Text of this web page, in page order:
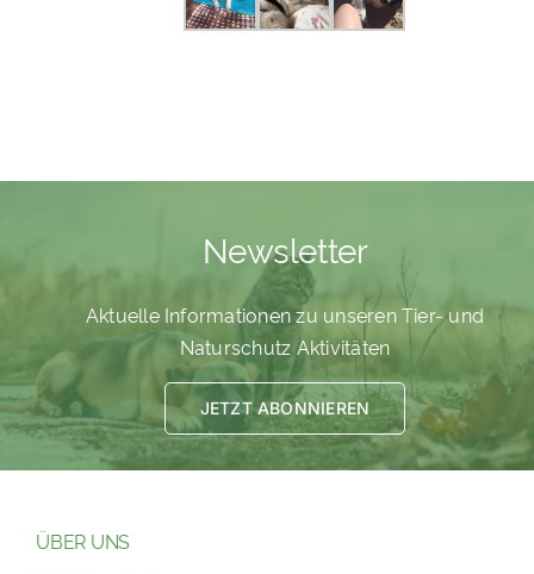
Newsletter
Aktuelle Informationen zu unseren Tier- und
Naturschutz Aktivitäten
JETZT ABONNIEREN
ÜBER UNS